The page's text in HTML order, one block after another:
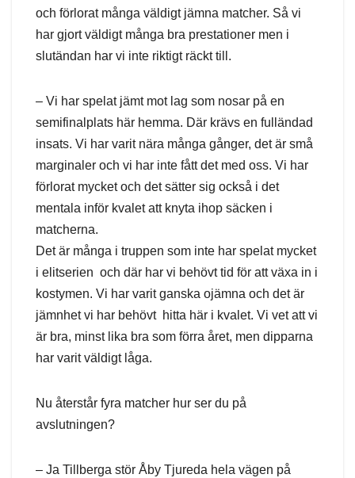
och förlorat många väldigt jämna matcher. Så vi
har gjort väldigt många bra prestationer men i
slutändan har vi inte riktigt räckt till.
– Vi har spelat jämt mot lag som nosar på en
semifinalplats här hemma. Där krävs en fulländad
insats. Vi har varit nära många gånger, det är små
marginaler och vi har inte fått det med oss. Vi har
förlorat mycket och det sätter sig också i det
mentala inför kvalet att knyta ihop säcken i
matcherna.
Det är många i truppen som inte har spelat mycket
i elitserien och där har vi behövt tid för att växa in i
kostymen. Vi har varit ganska ojämna och det är
jämnhet vi har behövt hitta här i kvalet. Vi vet att vi
är bra, minst lika bra som förra året, men dipparna
har varit väldigt låga.
Nu återstår fyra matcher hur ser du på
avslutningen?
– Ja Tillberga stör Åby Tjureda hela vägen på